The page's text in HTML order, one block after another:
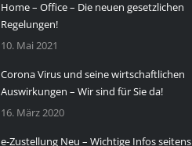
Home – Office – Die neuen gesetzlichen
Regelungen!
10. Mai 2021
Corona Virus und seine wirtschaftlichen
Auswirkungen – Wir sind für Sie da!
16. März 2020
e-Zustellung Neu – Wichtige Infos seitens